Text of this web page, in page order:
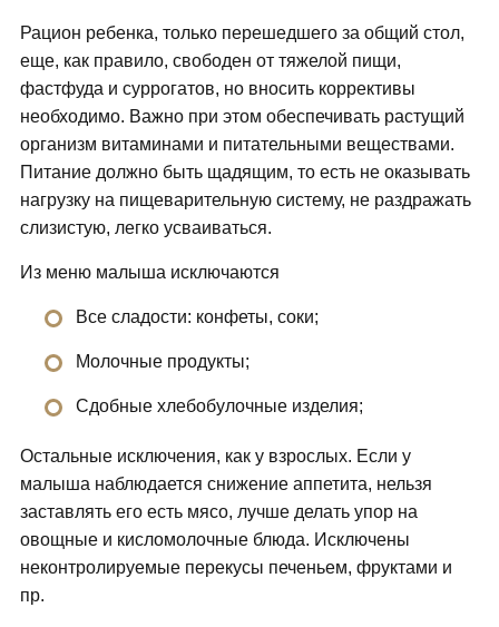
Рацион ребенка, только перешедшего за общий стол,
еще, как правило, свободен от тяжелой пищи,
фастфуда и суррогатов, но вносить коррективы
необходимо. Важно при этом обеспечивать растущий
организм витаминами и питательными веществами.
Питание должно быть щадящим, то есть не оказывать
нагрузку на пищеварительную систему, не раздражать
слизистую, легко усваиваться.
Из меню малыша исключаются
Все сладости: конфеты, соки;
Молочные продукты;
Сдобные хлебобулочные изделия;
Остальные исключения, как у взрослых. Если у
малыша наблюдается снижение аппетита, нельзя
заставлять его есть мясо, лучше делать упор на
овощные и кисломолочные блюда. Исключены
неконтролируемые перекусы печеньем, фруктами и
пр.